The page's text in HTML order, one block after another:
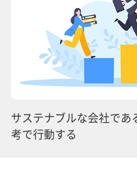
サステナブルな会社で
考で行動する